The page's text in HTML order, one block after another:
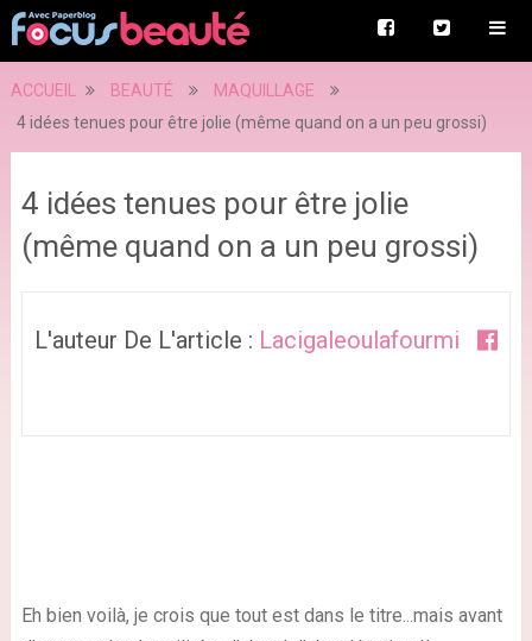
ACCUEIL BEAUTÉ
MAQUILLAGE
4 idées tenues pour être jolie (même quand on a un peu grossi)
4 idées tenues pour être jolie
(même quand on a un peu grossi)
L'auteur De L'article : Lacigaleoulafourmi
Eh bien voilà, je crois que tout est dans le titre...mais avant